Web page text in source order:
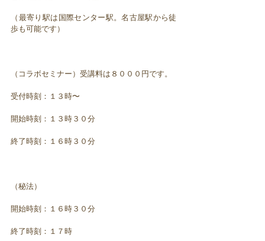
（最寄り駅は国際センター駅。名古屋駅から徒
歩も可能です）
（コラボセミナー）受講料は８０００円です。
受付時刻：１３時〜
開始時刻：１３時３０分
終了時刻：１６時３０分
（秘法）
開始時刻：１６時３０分
終了時刻：１７時